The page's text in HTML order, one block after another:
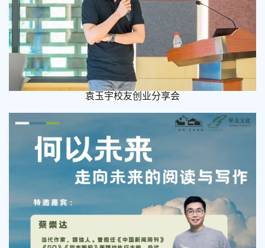
袁玉宇校友创业分享会